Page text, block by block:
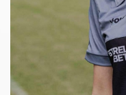
PLANOS